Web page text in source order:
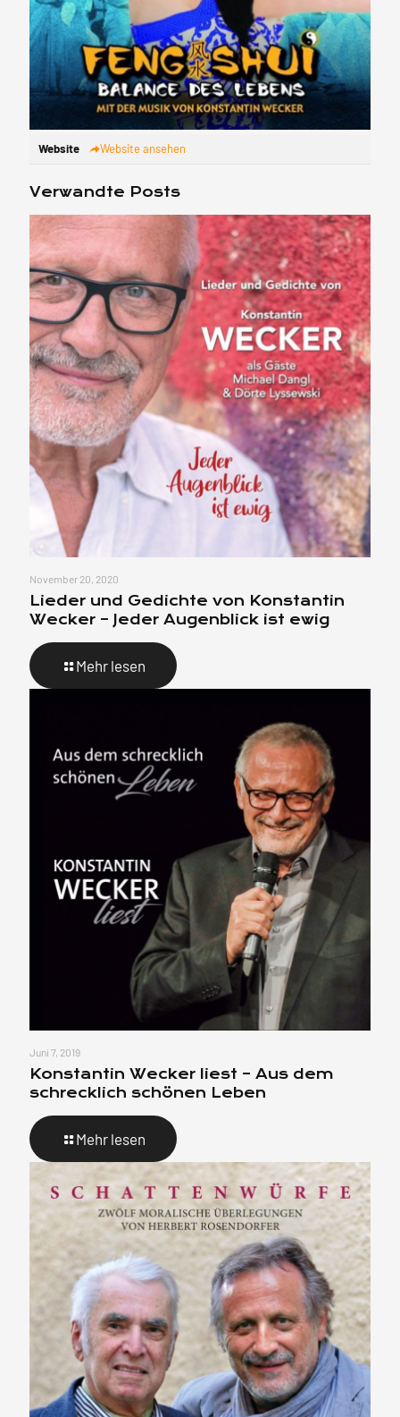
Website Website ansehen
Verwandte Posts
November 20, 2020
Lieder und Gedichte von Konstantin
Wecker – Jeder Augenblick ist ewig
Mehr lesen
Juni 7, 2019
Konstantin Wecker liest – Aus dem
schrecklich schönen Leben
Mehr lesen